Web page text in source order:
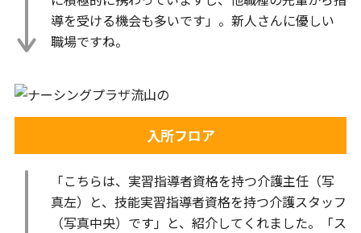
導を受ける機会も多いです」。新人さんに優しい
職場ですね。
入所フロア
「こちらは、実習指導者資格を持つ介護主任（写
真左）と、技能実習指導者資格を持つ介護スタッフ
（写真中央）です」と、紹介してくれました。「ス